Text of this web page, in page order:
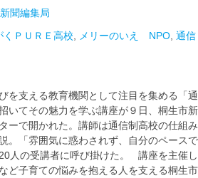
聞編集局
くＰＵＲＥ高校 メリーのいえ NPO 通信
を支える教育機関として注目を集める「通
いてその魅力を学ぶ講座が９日、桐生市新
ーで開かれた。講師は通信制高校の仕組み
。「雰囲気に惑わされず、自分のペースで
人の受講者に呼び掛けた。 講座を主催し
ど子育ての悩みを抱える人を支える桐生市